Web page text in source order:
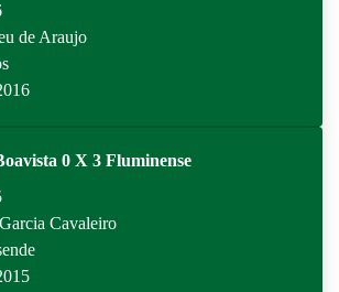
de Araujo
0 X 3 Fluminense
Cavaleiro